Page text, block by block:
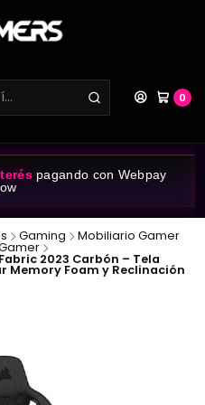
0
pagando con Webpay
Gaming Mobiliario Gamer
2023 Carbón – Tela
Memory Foam y Reclinación